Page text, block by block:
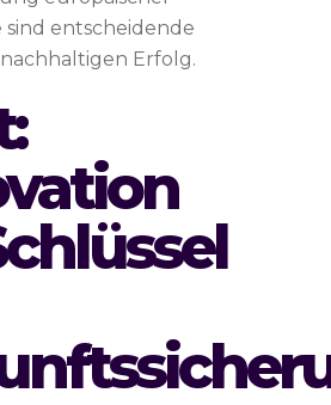
entscheidende
Erfolg.